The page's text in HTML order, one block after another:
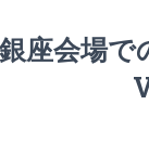
会場で